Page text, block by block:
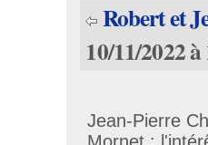
Robert et
10/11/2022
Jean-Pierre